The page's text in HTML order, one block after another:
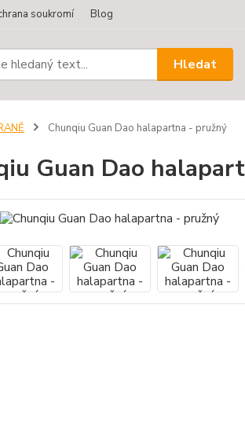
soukromí Blog
Hledat
Chunqiu Guan Dao halapartna - pružný
Guan Dao